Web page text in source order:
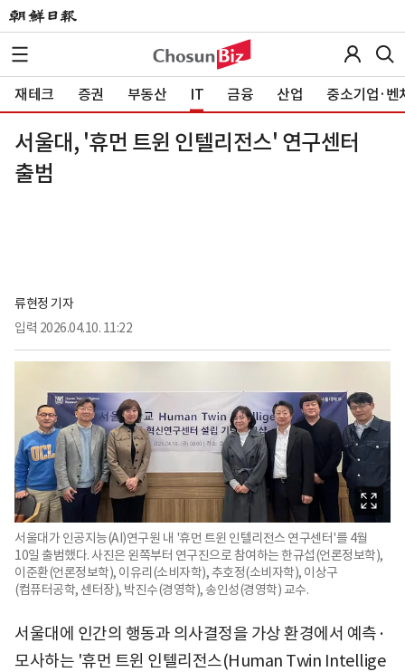
재테크 증권 부동산 IT 금융 산업 중소기업·벤
서울대, '휴먼 트윈 인텔리전스' 연구센터
출범
류현정 기자
입력 2026.04.10. 11:22
서울대가 인공지능(AI)연구원 내 '휴먼 트윈 인텔리전스 연구센터'를 4월
10일 출범했다. 사진은 왼쪽부터 연구진으로 참여하는 한규섭(언론정보학),
이준환(언론정보학), 이유리(소비자학), 추호정(소비자학), 이상구
(컴퓨터공학, 센터장), 박진수(경영학), 송인성(경영학) 교수.
서울대에 인간의 행동과 의사결정을 가상 환경에서 예측·
모사하는 '휴먼 트윈 인텔리전스(Human Twin Intellige